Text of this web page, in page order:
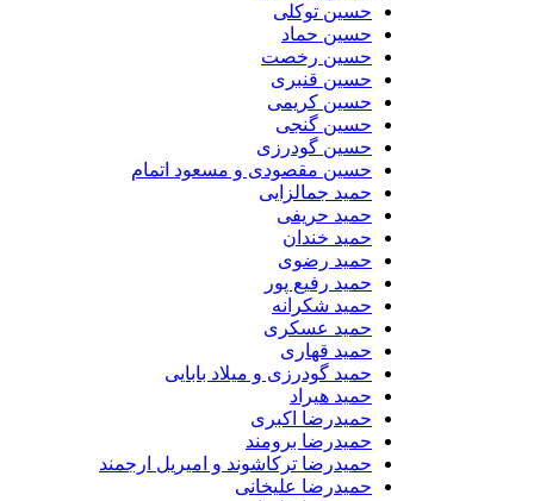
حسین توکلی
حسین حماد
حسین رخصت
حسین قنبری
حسین کریمی
حسین گنجی
حسین گودرزی
حسین مقصودی و مسعود اتمام
حمید جمالزایی
حمید حریفی
حمید خندان
حمید رضوی
حمید رفیع پور
حمید شکرانه
حمید عسکری
حمید قهاری
حمید گودرزی و میلاد بابایی
حمید هیراد
حمیدرضا اکبری
حمیدرضا برومند
حمیدرضا ترکاشوند و امیریل ارجمند
حمیدرضا علیخانی